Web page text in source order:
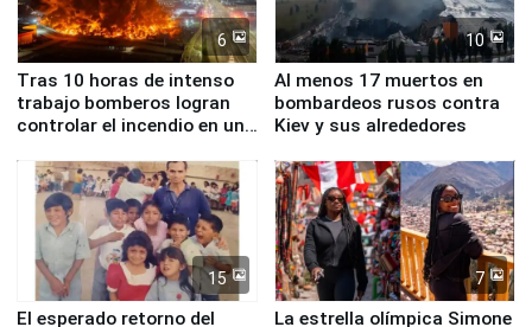
6
Tras 10 horas de intenso
trabajo bomberos logran
controlar el incendio en una
de Chile
10
Al menos 17 muertos en
bombardeos rusos contra
Kiev y sus alrededores
15
El esperado retorno del
7
La estrella olímpica Simone